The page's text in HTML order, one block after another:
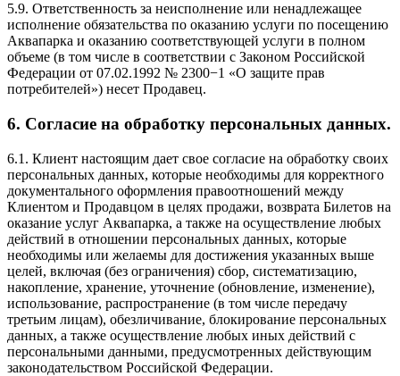
5.9. Ответственность за неисполнение или ненадлежащее
исполнение обязательства по оказанию услуги по посещению
Аквапарка и оказанию соответствующей услуги в полном
объеме (в том числе в соответствии с Законом Российской
Федерации от 07.02.1992 № 2300−1 «О защите прав
потребителей») несет Продавец.
6. Согласие на обработку персональных данных.
6.1. Клиент настоящим дает свое согласие на обработку своих
персональных данных, которые необходимы для корректного
документального оформления правоотношений между
Клиентом и Продавцом в целях продажи, возврата Билетов на
оказание услуг Аквапарка, а также на осуществление любых
действий в отношении персональных данных, которые
необходимы или желаемы для достижения указанных выше
целей, включая (без ограничения) сбор, систематизацию,
накопление, хранение, уточнение (обновление, изменение),
использование, распространение (в том числе передачу
третьим лицам), обезличивание, блокирование персональных
данных, а также осуществление любых иных действий с
персональными данными, предусмотренных действующим
законодательством Российской Федерации.